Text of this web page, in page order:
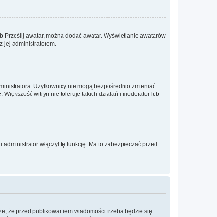
Prześlij awatar, można dodać awatar. Wyświetlanie awatarów
jej administratorem.
Użytkownicy nie mogą bezpośrednio zmieniać
witryn nie toleruje takich działań i moderator lub
włączył tę funkcję. Ma to zabezpieczać przed
że przed publikowaniem wiadomości trzeba będzie się